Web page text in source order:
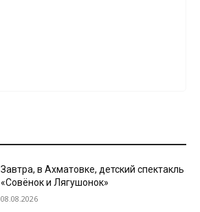
Завтра, в Ахматовке, детский спектакль
«Совёнок и Лягушонок»
08.08.2026